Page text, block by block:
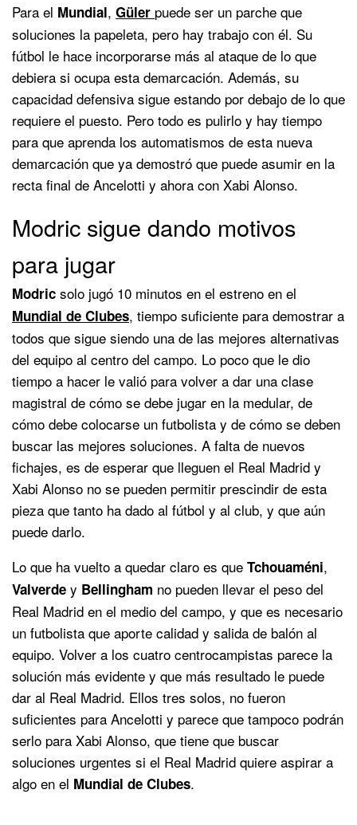
Para el Mundial, Güler puede ser un parche que
soluciones la papeleta, pero hay trabajo con él. Su
fútbol le hace incorporarse más al ataque de lo que
debiera si ocupa esta demarcación. Además, su
capacidad defensiva sigue estando por debajo de lo que
requiere el puesto. Pero todo es pulirlo y hay tiempo
para que aprenda los automatismos de esta nueva
demarcación que ya demostró que puede asumir en la
recta final de Ancelotti y ahora con Xabi Alonso.
Modric sigue dando motivos
para jugar
Modric solo jugó 10 minutos en el estreno en el
Mundial de Clubes, tiempo suficiente para demostrar a
todos que sigue siendo una de las mejores alternativas
del equipo al centro del campo. Lo poco que le dio
tiempo a hacer le valió para volver a dar una clase
magistral de cómo se debe jugar en la medular, de
cómo debe colocarse un futbolista y de cómo se deben
buscar las mejores soluciones. A falta de nuevos
fichajes, es de esperar que lleguen el Real Madrid y
Xabi Alonso no se pueden permitir prescindir de esta
pieza que tanto ha dado al fútbol y al club, y que aún
puede darlo.
Lo que ha vuelto a quedar claro es que Tchouaméni,
Valverde y Bellingham no pueden llevar el peso del
Real Madrid en el medio del campo, y que es necesario
un futbolista que aporte calidad y salida de balón al
equipo. Volver a los cuatro centrocampistas parece la
solución más evidente y que más resultado le puede
dar al Real Madrid. Ellos tres solos, no fueron
suficientes para Ancelotti y parece que tampoco podrán
serlo para Xabi Alonso, que tiene que buscar
soluciones urgentes si el Real Madrid quiere aspirar a
algo en el Mundial de Clubes.